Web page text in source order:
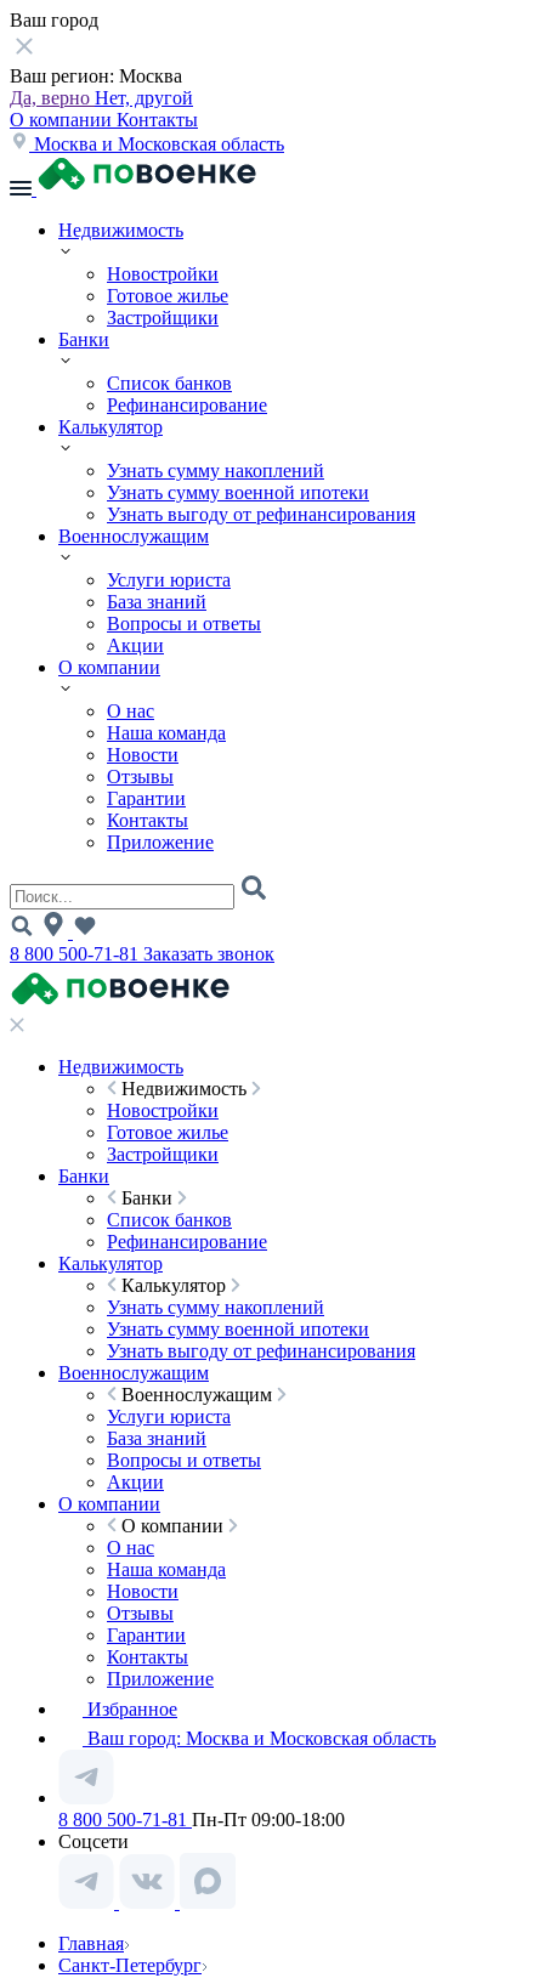
Ваш город
Ваш регион: Москва
Да, верно Нет, другой
О компании Контакты
Москва и Московская область
Недвижимость
Новостройки
Готовое жилье
Застройщики
Банки
Список банков
Рефинансирование
Калькулятор
Узнать сумму накоплений
Узнать сумму военной ипотеки
Узнать выгоду от рефинансирования
Военнослужащим
Услуги юриста
База знаний
Вопросы и ответы
Акции
О компании
О нас
Наша команда
Новости
Отзывы
Гарантии
Контакты
Приложение
8 800 500-71-81 Заказать звонок
Недвижимость
Недвижимость
Новостройки
Готовое жилье
Застройщики
Банки
Банки
Список банков
Рефинансирование
Калькулятор
Калькулятор
Узнать сумму накоплений
Узнать сумму военной ипотеки
Узнать выгоду от рефинансирования
Военнослужащим
Военнослужащим
Услуги юриста
База знаний
Вопросы и ответы
Акции
О компании
О компании
О нас
Наша команда
Новости
Отзывы
Гарантии
Контакты
Приложение
Избранное
Ваш город: Москва и Московская область
8 800 500-71-81 Пн-Пт 09:00-18:00
Соцсети
Главная
Санкт-Петербург